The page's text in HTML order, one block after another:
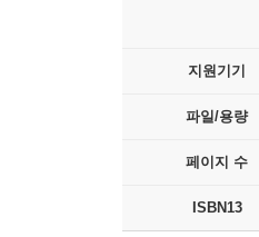
지원기기
파일/용량
페이지 수
ISBN13